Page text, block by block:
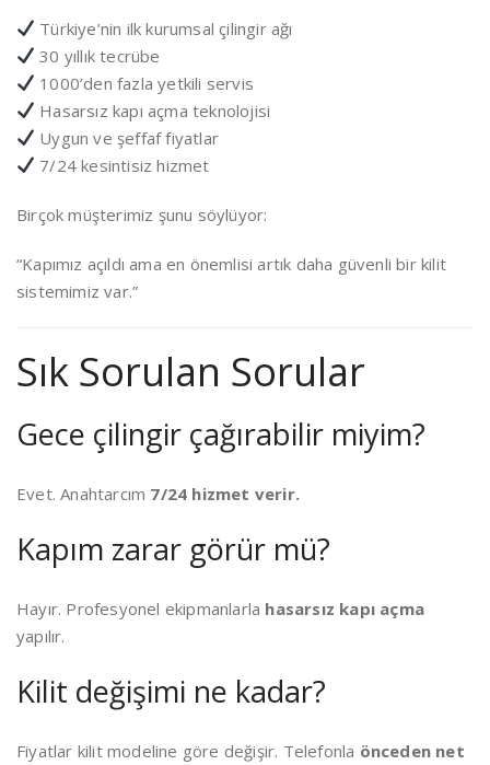
Türkiye’nin ilk kurumsal çilingir ağı
30 yıllık tecrübe
1000’den fazla yetkili servis
Hasarsız kapı açma teknolojisi
Uygun ve şeffaf fiyatlar
7/24 kesintisiz hizmet
Birçok müşterimiz şunu söylüyor:
“Kapımız açıldı ama en önemlisi artık daha güvenli bir kilit
sistemimiz var.”
Sık Sorulan Sorular
Gece çilingir çağırabilir miyim?
Evet. Anahtarcım 7/24 hizmet verir.
Kapım zarar görür mü?
Hayır. Profesyonel ekipmanlarla hasarsız kapı açma
yapılır.
Kilit değişimi ne kadar?
Fiyatlar kilit modeline göre değişir. Telefonla önceden net